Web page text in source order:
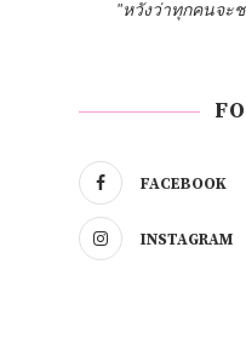
"หวังว่าทุกคนจะ
FACEBOOK
INSTAGRAM